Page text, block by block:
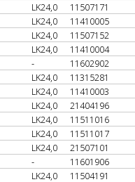
LK24,0 11507171
LK24,0 11410005
LK24,0 11507152
LK24,0 11410004
- 11602902
LK24,0 11315281
LK24,0 11410003
LK24,0 21404196
LK24,0 11511016
LK24,0 11511017
LK24,0 21507101
- 11601906
LK24,0 11504191